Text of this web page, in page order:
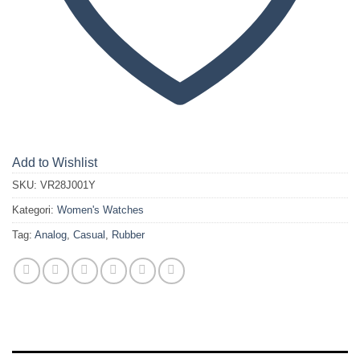
Add to Wishlist
SKU: VR28J001Y
Kategori: Women's Watches
Tag: Analog, Casual , Rubber